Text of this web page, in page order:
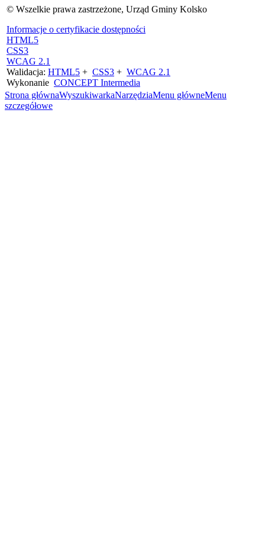
© Wszelkie prawa zastrzeżone, Urząd Gminy Kolsko
Informacje o certyfikacie dostępności
HTML5
CSS3
WCAG 2.1
Walidacja: HTML5 + CSS3 + WCAG 2.1
Wykonanie CONCEPT Intermedia
Strona głównaWyszukiwarkaNarzędziaMenu główneMenu
szczegółowe